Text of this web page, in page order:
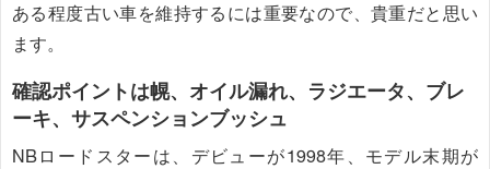
ある程度古い車を維持するには重要なので、貴重だと思い
ます。
確認ポイントは幌、オイル漏れ、ラジエータ、ブレ
ーキ、サスペンションブッシュ
NBロードスターは、デビューが1998年、モデル末期が